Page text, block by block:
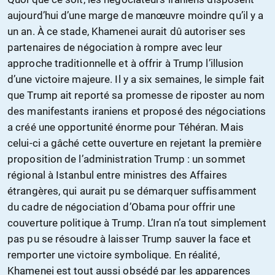
aujourd’hui d’une marge de manœuvre moindre qu’il y a
un an. À ce stade, Khamenei aurait dû autoriser ses
partenaires de négociation à rompre avec leur
approche traditionnelle et à offrir à Trump l’illusion
d’une victoire majeure. Il y a six semaines, le simple fait
que Trump ait reporté sa promesse de riposter au nom
des manifestants iraniens et proposé des négociations
a créé une opportunité énorme pour Téhéran. Mais
celui-ci a gâché cette ouverture en rejetant la première
proposition de l’administration Trump : un sommet
régional à Istanbul entre ministres des Affaires
étrangères, qui aurait pu se démarquer suffisamment
du cadre de négociation d’Obama pour offrir une
couverture politique à Trump. L’Iran n’a tout simplement
pas pu se résoudre à laisser Trump sauver la face et
remporter une victoire symbolique. En réalité,
Khamenei est tout aussi obsédé par les apparences